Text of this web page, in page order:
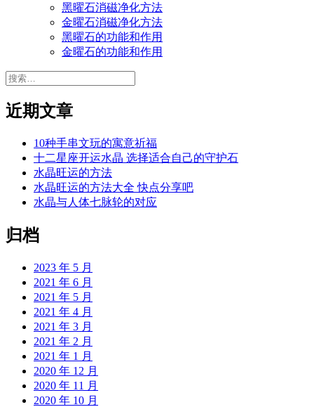
黑曜石消磁净化方法
金曜石消磁净化方法
黑曜石的功能和作用
金曜石的功能和作用
搜
近期文章
10种手串文玩的寓意祈福
十二星座开运水晶 选择适合自己的守护石
水晶旺运的方法
水晶旺运的方法大全 快点分享吧
水晶与人体七脉轮的对应
归档
2023 年 5 月
2021 年 6 月
2021 年 5 月
2021 年 4 月
2021 年 3 月
2021 年 2 月
2021 年 1 月
2020 年 12 月
2020 年 11 月
2020 年 10 月